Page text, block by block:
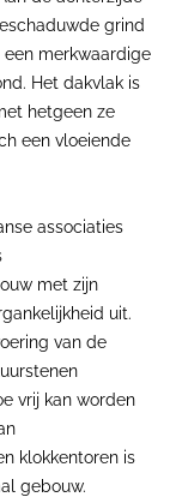
grind
merkwaardige
Het dakvlak is
hetgeen ze
een vloeiende
associaties
met zijn
uit.
van de
vrij kan worden
klokkentoren is
gebouw.